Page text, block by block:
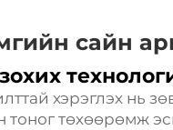
сайн
хэрэглэх нь
төхөөрөмж